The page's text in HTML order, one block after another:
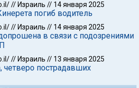
// Израиль // 14 января 2025
погиб водитель
// Израиль // 14 января 2025
в связи с подозрениями
// Израиль // 13 января 2025
пострадавших